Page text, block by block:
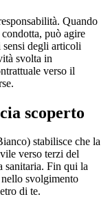
Quando
può agire
degli articoli
svolta in
verso il
scoperto
stabilisce che la
verso terzi del
sanitaria. Fin qui la
svolgimento
di te.